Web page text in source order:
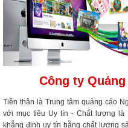
Công ty
Tiền thân là Trung tâm quảng cáo
với mục tiêu Uy tín - Chất lượng là
khẳng định uy tín bằng chất lượng